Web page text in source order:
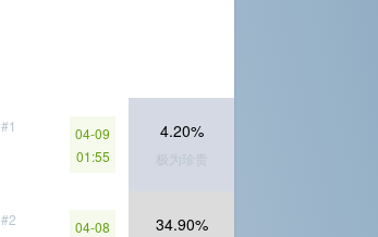
#1
04-09
01:55
4.20%
极为珍贵
#2
04-08
34.90%